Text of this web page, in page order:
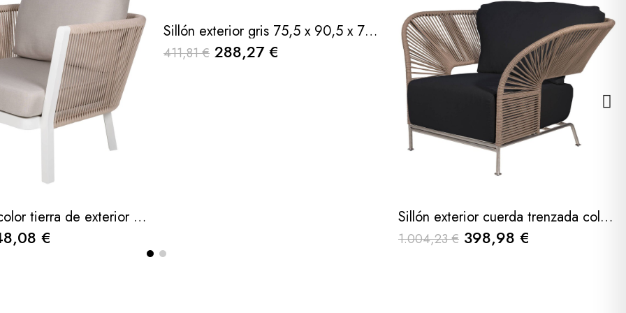
Sillón sofia color tierra de exterior de aluminio y cuerda entrelazada 92x52x70cm
€
Sillón exterior gris 75,5 x 90,5 x 78.5cm
411,81 € 288,27 €
Sillón exterior cuerda trenzada color arena - tela gris antracita 119x90x72cm
1.004,23 € 398,98 €